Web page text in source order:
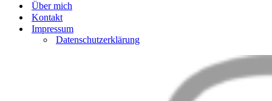
Über mich
Kontakt
Impressum
Datenschutzerklärung